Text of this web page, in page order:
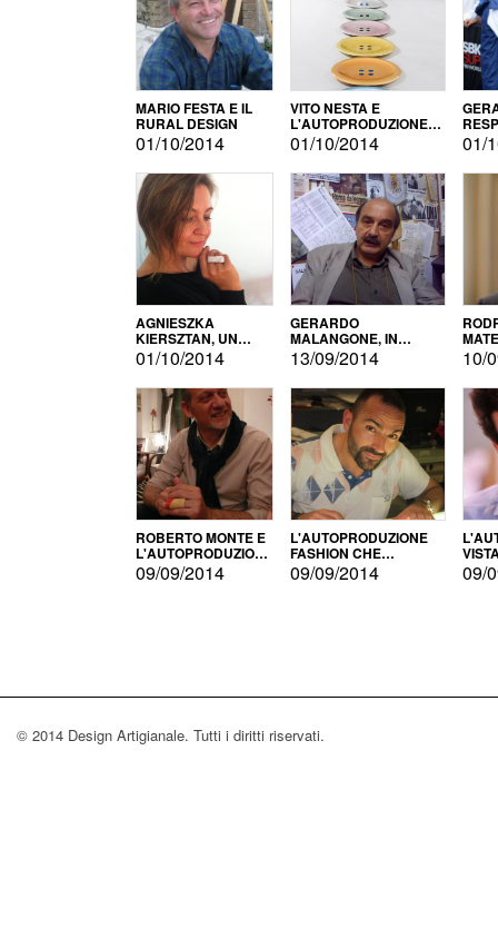
MARIO FESTA E IL
RURAL DESIGN
01/10/2014
VITO NESTA E
L'AUTOPRODUZIONE
COME RECUPERO DEI
SIMBOLI
01/10/2014 01/
AGNIESZKA
KIERSZTAN, UN
MODELLO DI
AUTOPRODUZIONE
01/10/2014
GERARDO
MALANGONE, IN
GIURIA PER IL
CONCORSO
LETTERARIO
13/09/2014 10/
ROBERTO MONTE E
L'AUTOPRODUZIONE
CON IL CENSIMENTO
09/09/2014
L'AUTOPRODUZIONE
FASHION CHE
CONQUISTA GLI USA
09/09/2014 09/
© 2014 Design Artigianale. Tutti i diritti riservati.